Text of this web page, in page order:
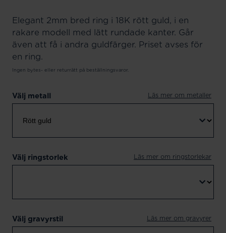
Elegant 2mm bred ring i 18K rött guld, i en
rakare modell med lätt rundade kanter. Går
även att få i andra guldfärger. Priset avses för
en ring.
Ingen bytes- eller returrätt på beställningsvaror.
Välj metall Läs mer om metaller
Välj ringstorlek Läs mer om ringstorlekar
Välj gravyrstil Läs mer om gravyrer